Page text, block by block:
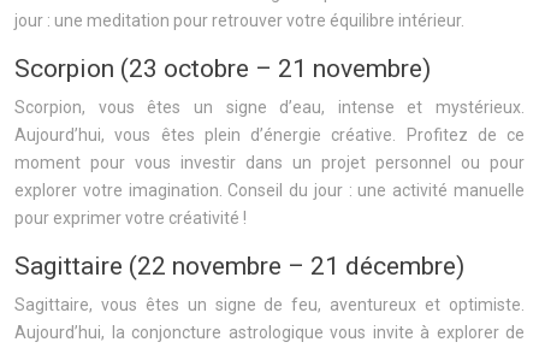
jour : une meditation pour retrouver votre équilibre intérieur.
Scorpion (23 octobre – 21 novembre)
Scorpion, vous êtes un signe d’eau, intense et mystérieux.
Aujourd’hui, vous êtes plein d’énergie créative. Profitez de ce
moment pour vous investir dans un projet personnel ou pour
explorer votre imagination. Conseil du jour : une activité manuelle
pour exprimer votre créativité !
Sagittaire (22 novembre – 21 décembre)
Sagittaire, vous êtes un signe de feu, aventureux et optimiste.
Aujourd’hui, la conjoncture astrologique vous invite à explorer de